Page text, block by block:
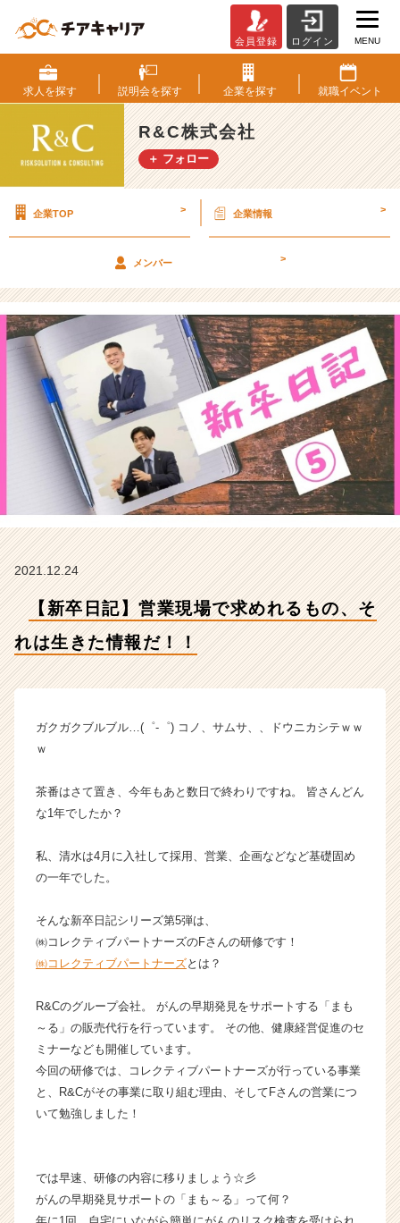
卒
日
記】
営
業
現
め
も
そ
れ
生
き
た
情
報
だ！！
【R
&
社
タ
ム
イ
ン
ー・
か
ら
カ
ウ
ト
届
く
イ
ト
会員登録 ログイン MENU
求人を探す 説明会を探す 企業を探す 就職イベント
R&C株式会社
＋ フォロー
企業TOP > 企業情報 >
メンバー >
2021.12.24
【新卒日記】営業現場で求めれるもの、そ
れは生きた情報だ！！
ガクガクブルブル…(゜-゜) コノ、サムサ、、ドウニカシテｗｗ
ｗ
茶番はさて置き、今年もあと数日で終わりですね。 皆さんどん
な1年でしたか？
私、清水は4月に入社して採用、営業、企画などなど基礎固め
の一年でした。
そんな新卒日記シリーズ第5弾は、
㈱コレクティブパートナーズのFさんの研修です！
㈱コレクティブパートナーズとは？
R&Cのグループ会社。 がんの早期発見をサポートする「まも
～る」の販売代行を行っています。 その他、健康経営促進のセ
ミナーなども開催しています。
今回の研修では、コレクティブパートナーズが行っている事業
と、R&Cがその事業に取り組む理由、そしてFさんの営業につ
いて勉強しました！
では早速、研修の内容に移りましょう☆彡
がんの早期発見サポートの「まも～る」って何？